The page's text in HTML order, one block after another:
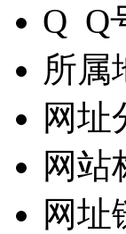
Q Q
所属
网址
网站
网址